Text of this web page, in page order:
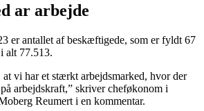
ar arbejde
er antallet af beskæftigede, som er fyldt 67
alt 77.513.
vi har et stærkt arbejdsmarked, hvor der
arbejdskraft,” skriver cheføkonom i
Reumert i en kommentar.